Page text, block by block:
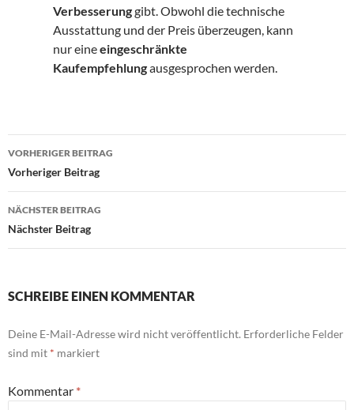
Verbesserunggibt. Obwohl die technische
Ausstattung und der Preis überzeugen, kann
nur eineeingeschränkte
Kaufempfehlungausgesprochen werden.
Beitragsnavigation
VORHERIGER BEITRAG
Vorheriger Beitrag
NÄCHSTER BEITRAG
Nächster Beitrag
SCHREIBE EINEN KOMMENTAR
Deine E-Mail-Adresse wird nicht veröffentlicht. Erforderliche Felder
sind mit * markiert
Kommentar *